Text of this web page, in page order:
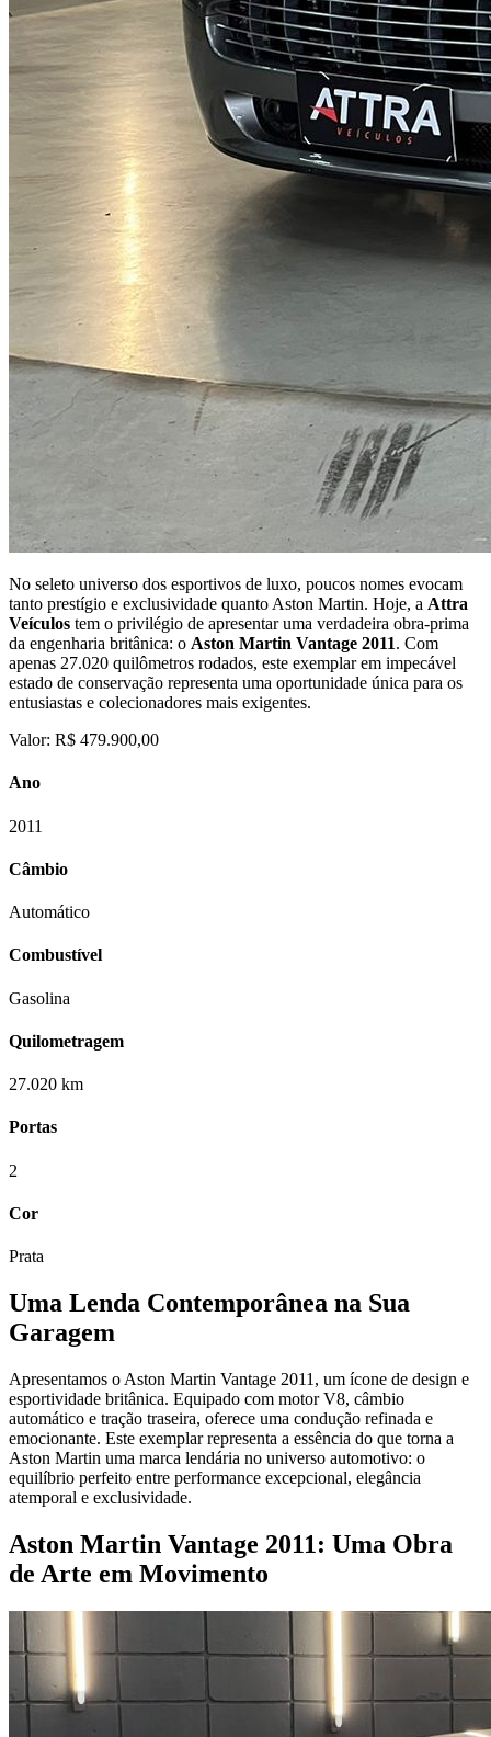
No seleto universo dos esportivos de luxo, poucos nomes evocam
tanto prestígio e exclusividade quanto Aston Martin. Hoje, a Attra
Veículos tem o privilégio de apresentar uma verdadeira obra-prima
da engenharia britânica: o Aston Martin Vantage 2011. Com
apenas 27.020 quilômetros rodados, este exemplar em impecável
estado de conservação representa uma oportunidade única para os
entusiastas e colecionadores mais exigentes.
Valor: R$ 479.900,00
Ano
2011
Câmbio
Automático
Combustível
Gasolina
Quilometragem
27.020 km
Portas
2
Cor
Prata
Uma Lenda Contemporânea na Sua
Garagem
Apresentamos o Aston Martin Vantage 2011, um ícone de design e
esportividade britânica. Equipado com motor V8, câmbio
automático e tração traseira, oferece uma condução refinada e
emocionante. Este exemplar representa a essência do que torna a
Aston Martin uma marca lendária no universo automotivo: o
equilíbrio perfeito entre performance excepcional, elegância
atemporal e exclusividade.
Aston Martin Vantage 2011: Uma Obra
de Arte em Movimento